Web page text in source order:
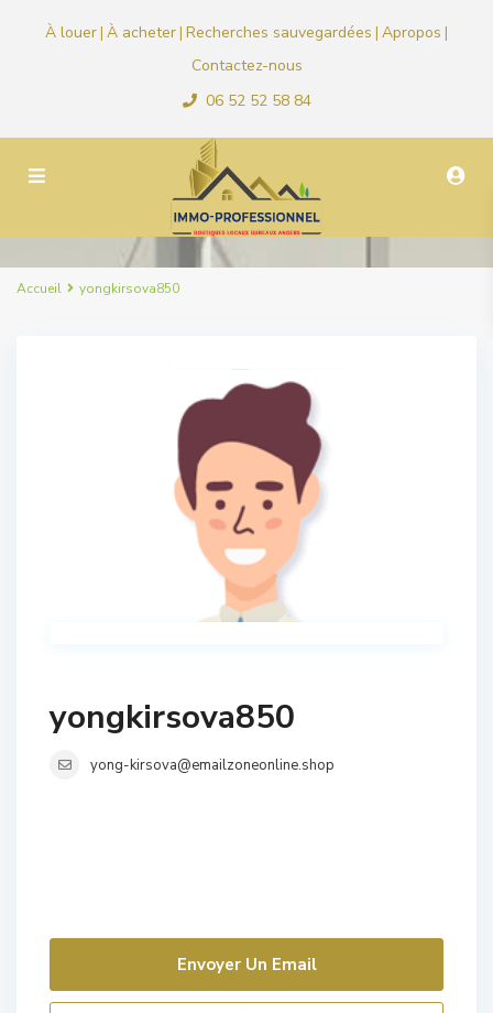
À louer| À acheter| Recherches sauvegardées | Apropos |
Contactez-nous
06 52 52 58 84
Accueil yongkirsova850
yongkirsova850
yong-kirsova@emailzoneonline.shop
Envoyer Un Email